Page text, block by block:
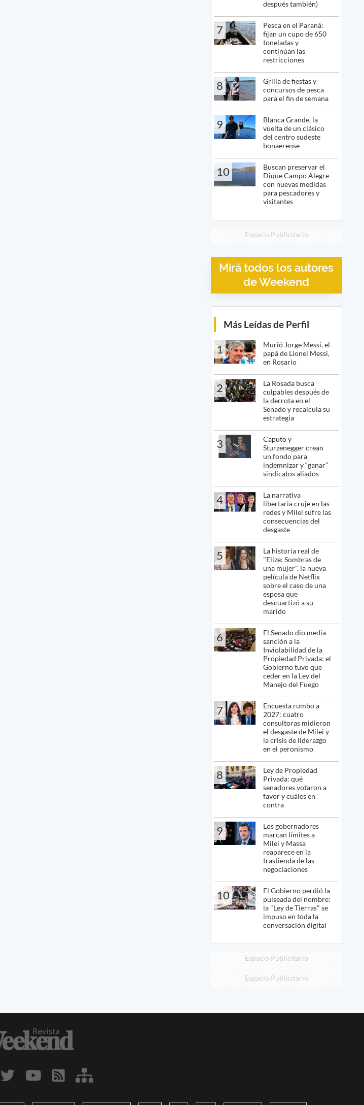
después también)
7
Pesca en el Paraná:
fijan un cupo de 650
toneladas y
continúan las
restricciones
8
Grilla de fiestas y
concursos de pesca
para el fin de semana
9
Blanca Grande, la
vuelta de un clásico
del centro sudeste
bonaerense
10
Buscan preservar el
Dique Campo Alegre
con nuevas medidas
para pescadores y
visitantes
Espacio Publicitario
Mirá todos los autores
de Weekend
Más Leídas de Perfil
1
Murió Jorge Messi, el
papá de Lionel Messi,
en Rosario
2
La Rosada busca
culpables después de
la derrota en el
Senado y recalcula su
estrategia
3
Caputo y
Sturzenegger crean
un fondo para
indemnizar y “ganar”
sindicatos aliados
4
La narrativa
libertaria cruje en las
redes y Milei sufre las
consecuencias del
desgaste
5
La historia real de
"Elize: Sombras de
una mujer", la nueva
película de Netflix
sobre el caso de una
esposa que
descuartizó a su
marido
6
El Senado dio media
sanción a la
Inviolabilidad de la
Propiedad Privada: el
Gobierno tuvo que
ceder en la Ley del
Manejo del Fuego
7
Encuesta rumbo a
2027: cuatro
consultoras midieron
el desgaste de Milei y
la crisis de liderazgo
en el peronismo
8
Ley de Propiedad
Privada: qué
senadores votaron a
favor y cuáles en
contra
9
Los gobernadores
marcan límites a
Milei y Massa
reaparece en la
trastienda de las
negociaciones
10
El Gobierno perdió la
pulseada del nombre:
la "Ley de Tierras" se
impuso en toda la
conversación digital
Espacio Publicitario
Espacio Publicitario